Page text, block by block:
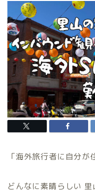
「海外旅行者に自分が
どんなに素晴らしい